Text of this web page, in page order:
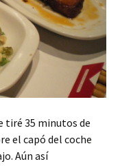
tiré 35 minutos de
el capó del coche
Aún así